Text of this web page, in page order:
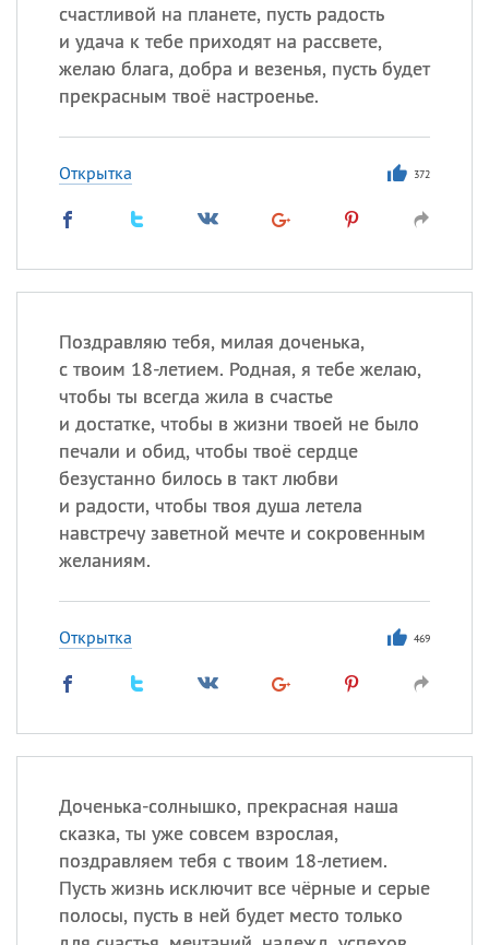
счастливой на планете, пусть радость
и удача к тебе приходят на рассвете,
желаю блага, добра и везенья, пусть будет
прекрасным твоё настроенье.
Открытка 372
Поздравляю тебя, милая доченька,
с твоим 18-летием. Родная, я тебе желаю,
чтобы ты всегда жила в счастье
и достатке, чтобы в жизни твоей не было
печали и обид, чтобы твоё сердце
безустанно билось в такт любви
и радости, чтобы твоя душа летела
навстречу заветной мечте и сокровенным
желаниям.
Открытка 469
Доченька-солнышко, прекрасная наша
сказка, ты уже совсем взрослая,
поздравляем тебя с твоим 18-летием.
Пусть жизнь исключит все чёрные и серые
полосы, пусть в ней будет место только